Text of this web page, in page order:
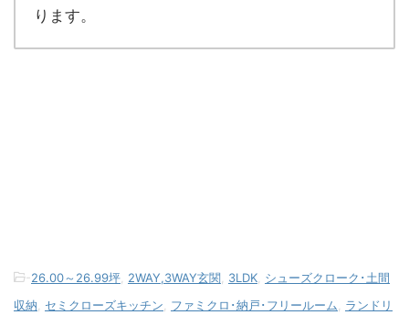
ります。
-26.00～26.99坪 2WAY,3WAY玄関 3LDK シューズクローク･土間
収納
セミクローズキッチン ファミクロ･納戸･フリールーム
ランドリ